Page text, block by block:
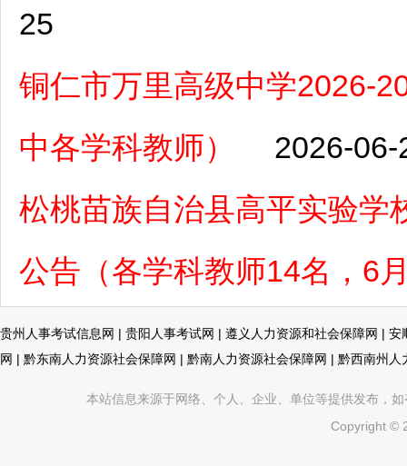
25
铜仁市万里高级中学2026-
中各学科教师）
2026-06-
松桃苗族自治县高平实验学
公告（各学科教师14名，6
贵州人事考试信息网 | 贵阳人事考试网 | 遵义人力资源和社会保障网 | 安
网 | 黔东南人力资源社会保障网 | 黔南人力资源社会保障网 | 黔西南州人
本站信息来源于网络、个人、企业、单位等提供发布，
Copyright ©